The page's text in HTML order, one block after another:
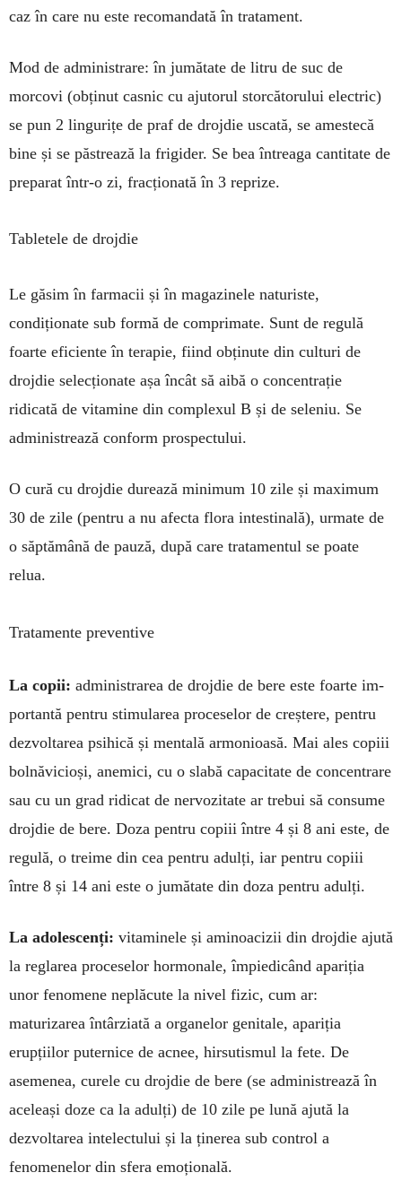
caz în care nu este reco­man­dată în tra­tament.
Mod de admi­nis­trare: în ju­mătate de litru de suc de
morcovi (obținut casnic cu ajutorul storcă­torului elec­tric)
se pun 2 lingurițe de praf de drojdie uscată, se ames­tecă
bi­ne și se păstrează la fri­gider. Se bea întreaga cantitate de
prepa­rat într-o zi, frac­ționată în 3 reprize.
Tabletele de drojdie
Le găsim în farmacii și în magazinele natu­riste,
condiționate sub formă de comprimate. Sunt de regulă
foarte eficiente în terapie, fiind obținute din culturi de
drojdie se­lec­ționate așa încât să aibă o concentrație
ridicată de vitamine din complexul B și de se­leniu. Se
adminis­trează conform prospec­tului.
O cură cu drojdie durează minimum 10 zile și ma­ximum
30 de zile (pentru a nu afecta flora intesti­nală), urmate de
o săptămână de pauză, după care tratamentul se poate
relua.
Tratamente preventive
La copii: administrarea de droj­die de bere este foarte im­
por­tantă pentru stimularea pro­­ceselor de creștere, pentru
dez­vol­tarea psihică și mentală armo­nioasă. Mai ales copiii
bol­nă­vicioși, ane­mici, cu o slabă ca­pa­citate de concentrare
sau cu un grad ridicat de nervozi­tate ar tre­bui să consume
droj­die de bere. Doza pentru copiii între 4 și 8 ani este, de
regulă, o treime din cea pentru adulți, iar pentru copiii
între 8 și 14 ani este o ju­mătate din doza pentru adulți.
La adolescenți: vitaminele și aminoacizii din droj­die ajută
la reglarea proceselor hormonale, îm­pie­di­când apariția
unor fenomene neplăcute la nivel fizic, cum ar:
maturizarea întârziată a orga­nelor genitale, apariția
erupțiilor puternice de acnee, hirsutismul la fete. De
asemenea, curele cu drojdie de bere (se admi­nistrează în
aceleași doze ca la adulți) de 10 zile pe lună ajută la
dezvoltarea intelectului și la ținerea sub control a
fenomenelor din sfera emoțională.